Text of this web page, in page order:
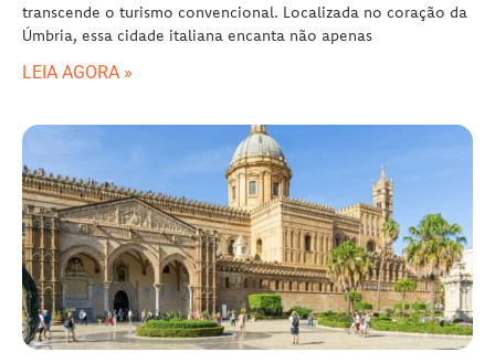
transcende o turismo convencional. Localizada no coração da
Úmbria, essa cidade italiana encanta não apenas
LEIA AGORA »